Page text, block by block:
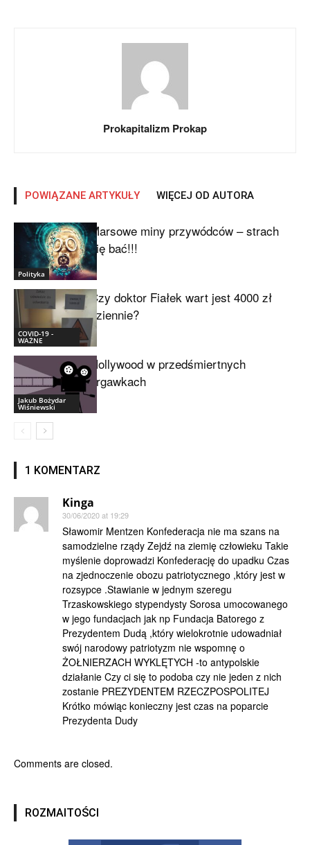
Prokapitalizm Prokap
POWIĄZANE ARTYKUŁY WIĘCEJ OD AUTORA
Polityka
Marsowe miny przywódców – strach
się bać!!!
COVID-19 -
WAŻNE
Czy doktor Fiałek wart jest 4000 zł
dziennie?
Jakub Bożydar
Wiśniewski
Hollywood w przedśmiertnych
drgawkach
1 KOMENTARZ
Kinga
30/06/2020 at 19:29
Sławomir Mentzen Konfederacja nie ma szans na
samodzielne rządy Zejdź na ziemię człowieku Takie
myślenie doprowadzi Konfederację do upadku Czas
na zjednoczenie obozu patriotycznego ,który jest w
rozsypce .Stawianie w jednym szeregu
Trzaskowskiego stypendysty Sorosa umocowanego
w jego fundacjach jak np Fundacja Batorego z
Prezydentem Dudą ,który wielokrotnie udowadniał
swój narodowy patriotyzm nie wspomnę o
ŻOŁNIERZACH WYKLĘTYCH -to antypolskie
działanie Czy ci się to podoba czy nie jeden z nich
zostanie PREZYDENTEM RZECZPOSPOLITEJ
Krótko mówiąc konieczny jest czas na poparcie
Prezydenta Dudy
Comments are closed.
ROZMAITOŚCI